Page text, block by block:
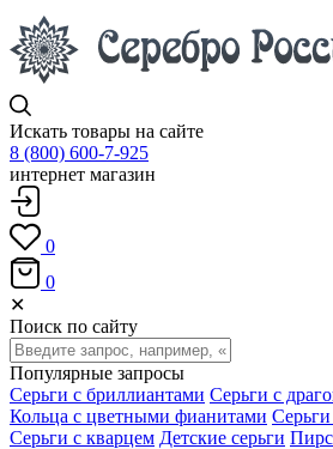
Искать товары на сайте
8 (800) 600-7-925
интернет магазин
0
0
✕
Поиск по сайту
Популярные запросы
Серьги с бриллиантами Серьги с
Кольца с цветными фианитами
Серьги с кварцем Детские серьги